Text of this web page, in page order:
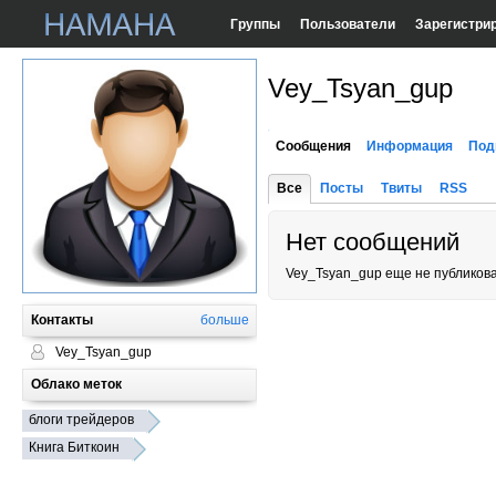
Группы Пользователи
Контакты больше
Vey_Tsyan_gup
Облако меток
блоги трейдеров
Книга Биткоин
Vey_Tsyan_gup
Сообщения Информация
Все Посты Твиты RSS
Нет сообщений
Vey_Tsyan_gup еще не